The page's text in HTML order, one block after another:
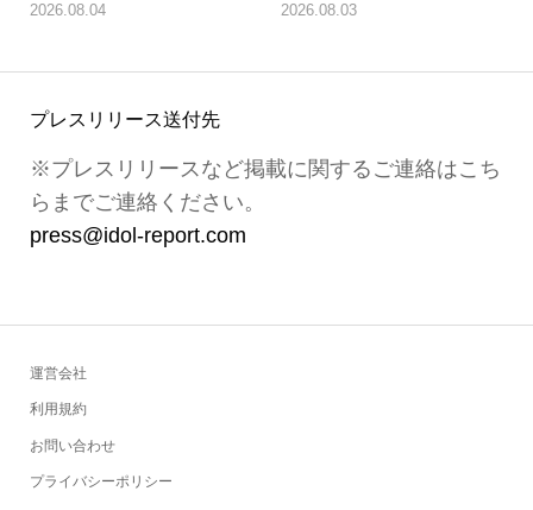
2026.08.04 2026.08.03
プレスリリース送付先
※プレスリリースなど掲載に関するご連絡はこち
らまでご連絡ください。
press@idol-report.com
運営会社
利用規約
お問い合わせ
プライバシーポリシー